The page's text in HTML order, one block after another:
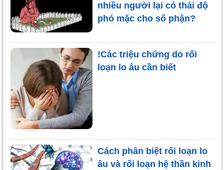
nhiều người lại có thái độ
phó mặc cho số phận?
!Các triệu chứng do rối
loạn lo âu cần biết
Cách phân biệt rối loạn lo
âu và rối loạn hệ thần kinh